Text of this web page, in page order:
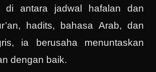
di antara jadwal hafalan dan
hadits, bahasa Arab, dan
ia berusaha menuntaskan
dengan baik.